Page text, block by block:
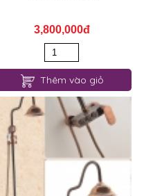
3,800,000đ
Thêm vào giỏ